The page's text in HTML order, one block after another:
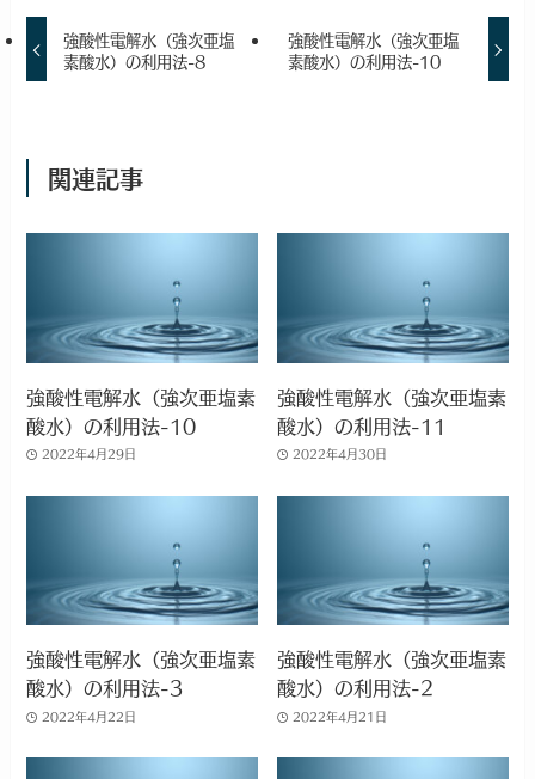
強酸性電解水（強次亜塩
素酸水）の利用法-8
強酸性電解水（強次亜塩
素酸水）の利用法-10
関連記事
強酸性電解水（強次亜塩素
酸水）の利用法-10
2022年4月29日
強酸性電解水（強次亜塩素
酸水）の利用法-11
2022年4月30日
強酸性電解水（強次亜塩素
酸水）の利用法-3
2022年4月22日
強酸性電解水（強次亜塩素
酸水）の利用法-2
2022年4月21日